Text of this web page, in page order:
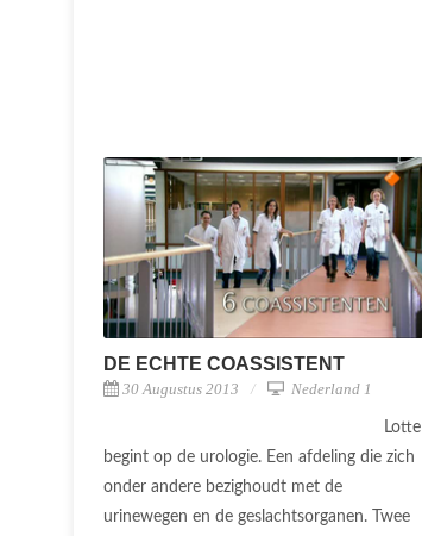
DE ECHTE COASSISTENT
30 Augustus 2013 Nederland 1
Lotte
begint op de urologie. Een afdeling die zich
onder andere bezighoudt met de
urinewegen en de geslachtsorganen. Twee